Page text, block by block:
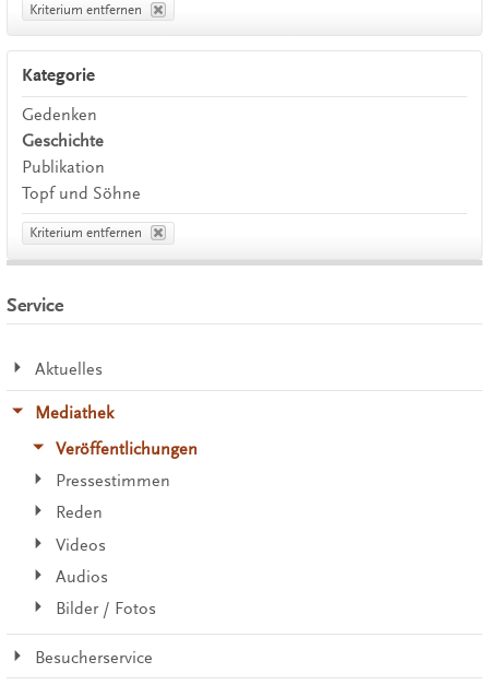
Kriterium entfernen
Kategorie
Gedenken
Geschichte
Publikation
Topf und Söhne
Kriterium entfernen
Service
Aktuelles
Mediathek
Veröffentlichungen
Pressestimmen
Reden
Videos
Audios
Bilder / Fotos
Besucherservice